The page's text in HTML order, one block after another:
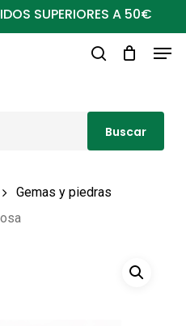
SUPERIORES A 50€
Buscar
Gemas y piedras
Close